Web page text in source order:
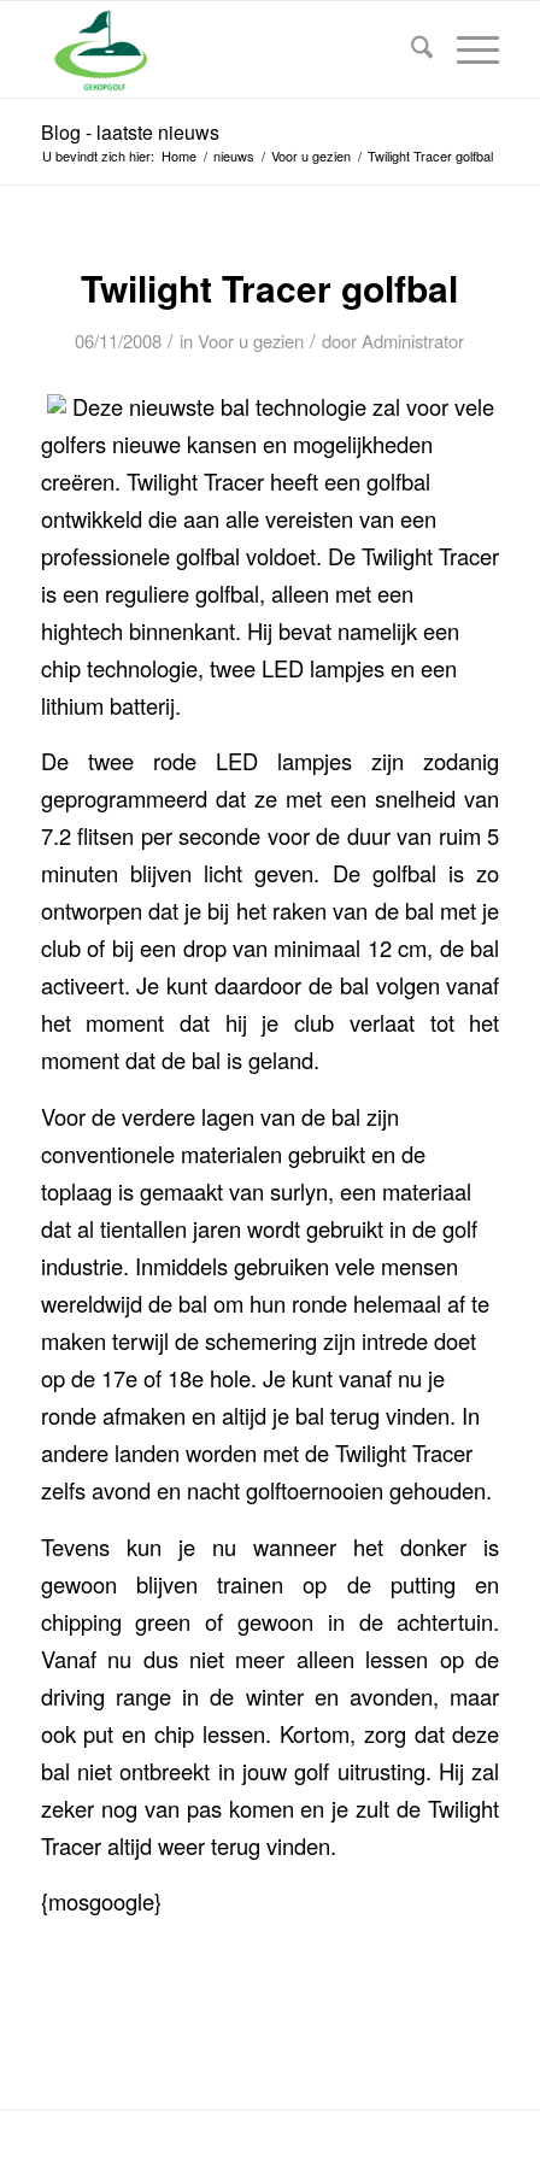
Blog - laatste nieuws
U bevindt zich hier: Home / nieuws / Voor u gezien / Twilight Tracer golfbal
Twilight Tracer golfbal
06/11/2008 / inVoor u gezien / door Administrator
Deze nieuwste bal technologie zal voor vele
golfers nieuwe kansen en mogelijkheden
creëren. Twilight Tracer heeft een golfbal
ontwikkeld die aan alle vereisten van een
professionele golfbal voldoet. De Twilight Tracer
is een reguliere golfbal, alleen met een
hightech binnenkant. Hij bevat namelijk een
chip technologie, twee LED lampjes en een
lithium batterij.
De twee rode LED lampjes zijn zodanig
geprogrammeerd dat ze met een snelheid van
7.2 flitsen per seconde voor de duur van ruim 5
minuten blijven licht geven. De golfbal is zo
ontworpen dat je bij het raken van de bal met je
club of bij een drop van minimaal 12 cm, de bal
activeert. Je kunt daardoor de bal volgen vanaf
het moment dat hij je club verlaat tot het
moment dat de bal is geland.
Voor de verdere lagen van de bal zijn
conventionele materialen gebruikt en de
toplaag is gemaakt van surlyn, een materiaal
dat al tientallen jaren wordt gebruikt in de golf
industrie. Inmiddels gebruiken vele mensen
wereldwijd de bal om hun ronde helemaal af te
maken terwijl de schemering zijn intrede doet
op de 17e of 18e hole. Je kunt vanaf nu je
ronde afmaken en altijd je bal terug vinden. In
andere landen worden met de Twilight Tracer
zelfs avond en nacht golftoernooien gehouden.
Tevens kun je nu wanneer het donker is
gewoon blijven trainen op de putting en
chipping green of gewoon in de achtertuin.
Vanaf nu dus niet meer alleen lessen op de
driving range in de winter en avonden, maar
ook put en chip lessen. Kortom, zorg dat deze
bal niet ontbreekt in jouw golf uitrusting. Hij zal
zeker nog van pas komen en je zult de Twilight
Tracer altijd weer terug vinden.
{mosgoogle}